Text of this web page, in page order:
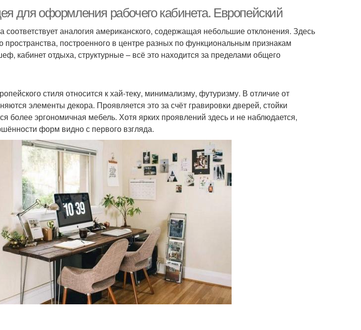
для оформления рабочего кабинета. Европейский
соответствует аналогия американского, содержащая небольшие отклонения. Здесь
пространства, построенного в центре разных по функциональным признакам
кабинет отдыха, структурные – всё это находится за пределами общего
стиля относится к хай-теку, минимализму, футуризму. В отличие от
элементы декора. Проявляется это за счёт гравировки дверей, стойки
более эргономичная мебель. Хотя ярких проявлений здесь и не наблюдается,
форм видно с первого взгляда.